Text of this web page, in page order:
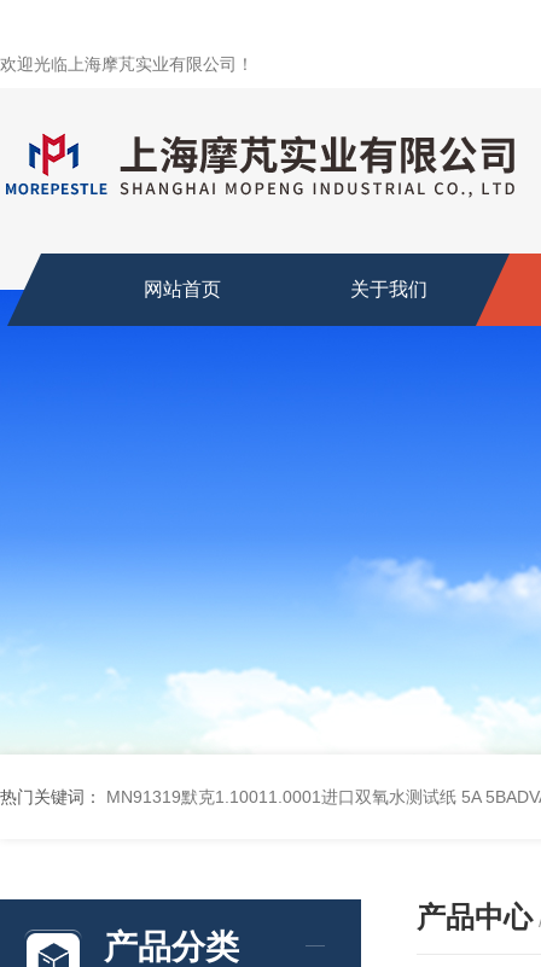
欢迎光临上海摩芃实业有限公司！
网站首页 关于我们
热门关键词： MN91319默克1.10011.0001进口双氧水测试纸 5A
产品分类
产品中心